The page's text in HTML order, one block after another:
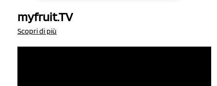
myfruit.TV
Scopri di più